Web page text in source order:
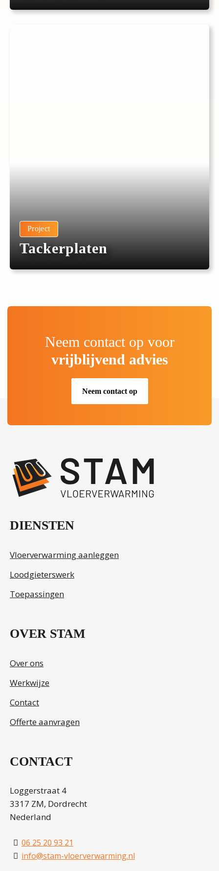
Project
Tackerplaten
Neem contact op voor
vrijblijvend advies
Neem contact op
DIENSTEN
Vloerverwarming aanleggen
Loodgieterswerk
Toepassingen
OVER STAM
Over ons
Werkwijze
Contact
Offerte aanvragen
CONTACT
Loggerstraat 4
3317 ZM, Dordrecht
Nederland
06 25 20 93 21
info@stam-vloerverwarming.nl